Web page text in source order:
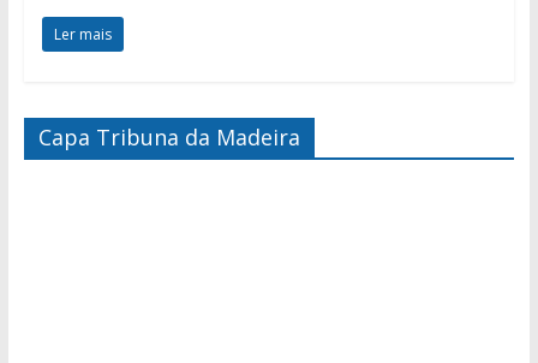
Ler mais
Capa Tribuna da Madeira